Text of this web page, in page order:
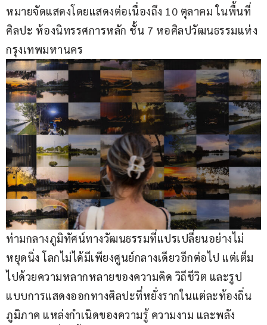
หมายจัดแสดงโดยแสดงต่อเนื่องถึง 10 ตุลาคม ในพื้นที่
ศิลปะ ห้องนิทรรศการหลัก ชั้น 7 หอศิลปวัฒนธรรมแห่ง
กรุงเทพมหานคร
ท่ามกลางภูมิทัศน์ทางวัฒนธรรมที่แปรเปลี่ยนอย่างไม่
หยุดนิ่ง โลกไม่ได้มีเพียงศูนย์กลางเดียวอีกต่อไป แต่เต็ม
ไปด้วยความหลากหลายของความคิด วิถีชีวิต และรูป
แบบการแสดงออกทางศิลปะที่หยั่งรากในแต่ละท้องถิ่น
ภูมิภาค แหล่งกำเนิดของความรู้ ความงาม และพลัง